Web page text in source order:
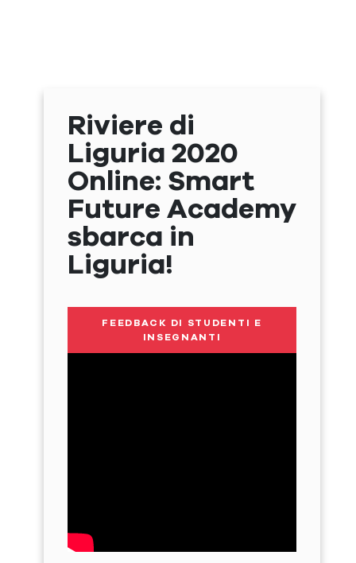
Riviere di
Liguria 2020
Online: Smart
Future Academy
sbarca in
Liguria!
FEEDBACK DI STUDENTI E
INSEGNANTI